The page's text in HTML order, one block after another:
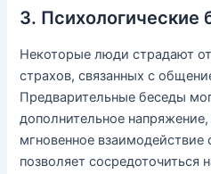
3. Психологические
Некоторые люди страдают
страхов, связанных с
Предварительные беседы
дополнительное
мгновенное взаимодействие
позволяет сосредоточиться